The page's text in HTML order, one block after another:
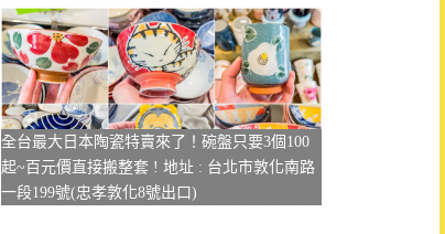
全台最大日本陶瓷特賣來了！碗盤只要3個100
起~百元價直接搬整套 ! 地址 : 台北市敦化南路
一段199號(忠孝敦化8號出口)